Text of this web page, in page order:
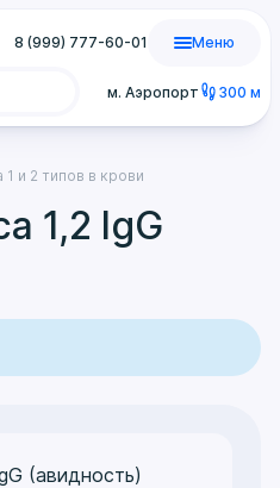
м. Аэропорт 300 м
8 (999) 777-60-01 Меню
и 2 типов в крови
1,2 IgG
(авидность)